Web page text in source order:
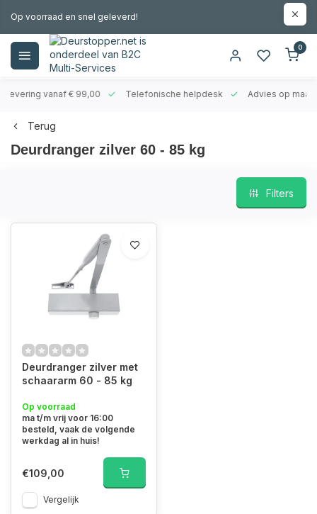
Op voorraad en snel geleverd!
0
vanaf € 99,00 Telefonische helpdesk Advies op maat
Terug
Deurdranger zilver 60 - 85 kg
Filters
Deurdranger zilver met
schaararm 60 - 85 kg
Op voorraad
ma t/m vrij voor 16:00
besteld, vaak de volgende
werkdag al in huis!
€109,00
Vergelijk